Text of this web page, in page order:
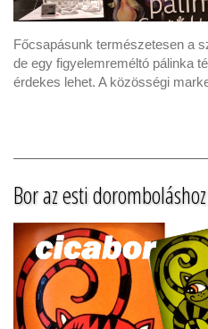
Főcsapásunk természetesen a
de egy figyelemreméltó pálinka
érdekes lehet. A közösségi
Bor az esti doromboláshoz